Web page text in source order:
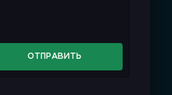
ОТПРАВИТЬ